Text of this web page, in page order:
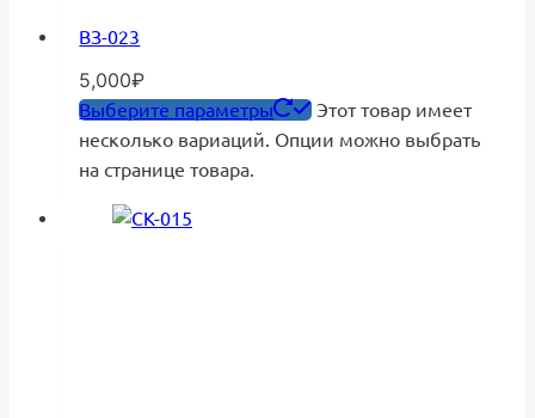
ВЗ-023
5,000₽
Выберите параметры
Этот товар имеет
несколько вариаций. Опции можно выбрать
на странице товара.